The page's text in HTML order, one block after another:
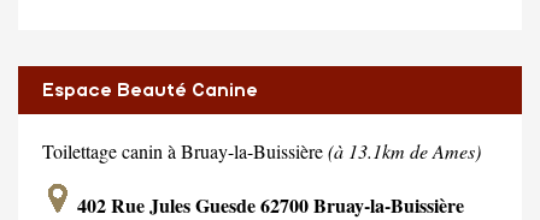
Espace Beauté Canine
Toilettage canin à Bruay-la-Buissière(à 13.1km de Ames)
402 Rue Jules Guesde 62700 Bruay-la-Buissière